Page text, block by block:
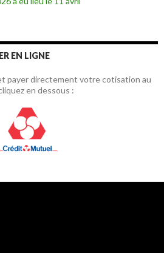
EN LIGNE
payer directement votre cotisation au
en dessous :